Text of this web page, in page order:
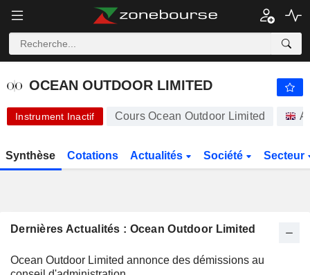
OCEAN OUTDOOR LIMITED
OCEAN OUTDOOR LIMITED
Instrument Inactif Cours Ocean Outdoor Limited
Synthèse Cotations Actualités Société Secteur
Dernières Actualités : Ocean Outdoor Limited
Ocean Outdoor Limited annonce des démissions au